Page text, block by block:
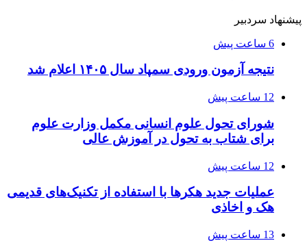
پیشنهاد سردبیر
6 ساعت پیش
نتیجه آزمون ورودی سمپاد سال ۱۴۰۵ اعلام شد
12 ساعت پیش
شورای تحول علوم انسانی مکمل وزارت علوم
برای شتاب به تحول در آموزش عالی
12 ساعت پیش
عملیات جدید هکرها با استفاده از تکنیک‌های قدیمی
هک و اخاذی
13 ساعت پیش